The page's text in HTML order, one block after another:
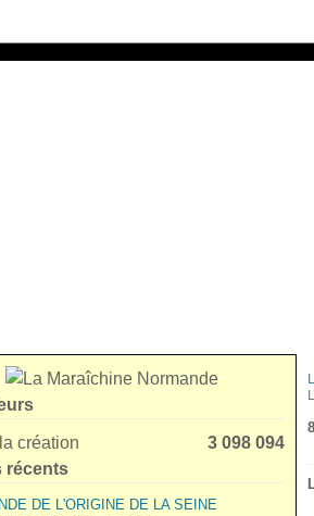
création
3 098 094
récents
DE L'ORIGINE DE LA SEINE